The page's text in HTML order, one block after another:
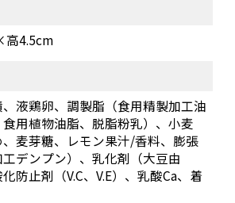
4.5cm
液鶏卵、調製脂（食用精製加工油
用植物油脂、脱脂粉乳）、小麦
麦芽糖、レモン果汁/香料、膨張
デンプン）、乳化剤（大豆由
防止剤（V.C、V.E）、乳酸Ca、着